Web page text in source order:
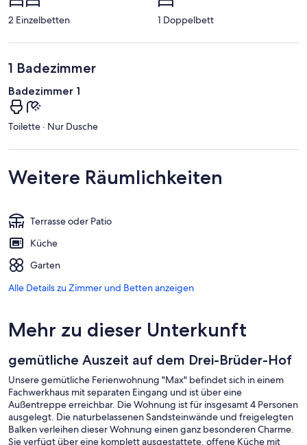
2 Einzelbetten 1 Doppelbett
1 Badezimmer
Badezimmer 1
Toilette · Nur Dusche
Weitere Räumlichkeiten
Terrasse oder Patio
Küche
Garten
Alle Details zu Zimmer und Betten anzeigen
Mehr zu dieser Unterkunft
gemütliche Auszeit auf dem Drei-Brüder-Hof
Unsere gemütliche Ferienwohnung "Max" befindet sich in einem
Fachwerkhaus mit separaten Eingang und ist über eine
Außentreppe erreichbar. Die Wohnung ist für insgesamt 4 Personen
ausgelegt. Die naturbelassenen Sandsteinwände und freigelegten
Balken verleihen dieser Wohnung einen ganz besonderen Charme.
Sie verfügt über eine komplett ausgestattete, offene Küche mit